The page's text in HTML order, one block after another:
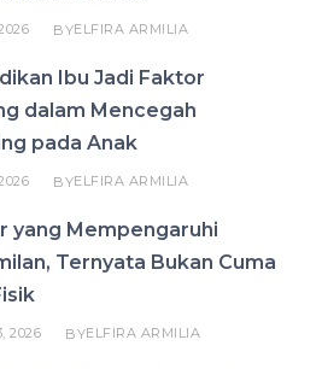
BYELFIRA ARMILIA
Ibu Jadi Faktor
dalam Mencegah
pada Anak
BYELFIRA ARMILIA
yang Mempengaruhi
Ternyata Bukan Cuma
2026 BYELFIRA ARMILIA